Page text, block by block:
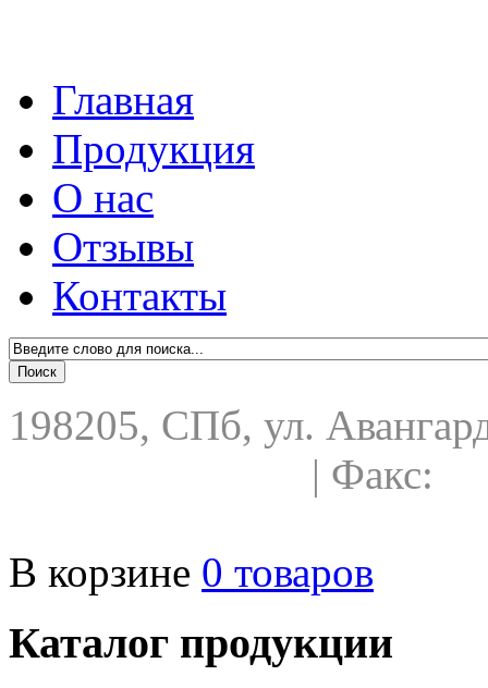
Главная
Продукция
О нас
Отзывы
Контакты
198205, СПб, ул.
| Факс:
В корзине 0 товаров
Каталог продукции